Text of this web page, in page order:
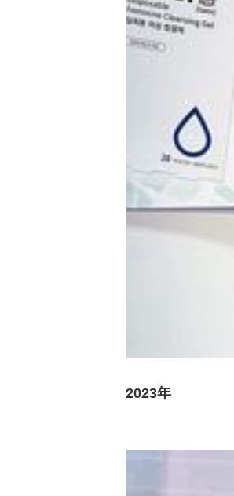
2023年